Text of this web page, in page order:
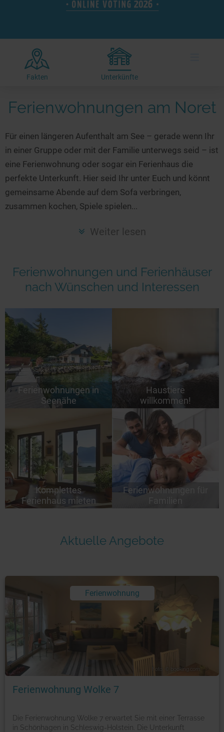
Radtouren am See
Kitesurfen
Kanu- & Kajaktouren
Badeseen in Deutschland
Wellness am See
Romantik Hotels
Urlaub an der Küste
Unterkünfte
Hotels am See
Ferienwohnungen
Camping
Kanu- & Kajak-Urlaub
Wanderurlaub
Bikeurlaub
Auszeit & Wellness
Camping am See
Top-Hotels
Familienhotels
Wellness-Hotels
Ausgefallenes
Häuser auf dem Wasser
Hundefreundliche Unterkünfte
Seen in Deutschland
Seen in Europa
Überwachte Badestellen
Unsere See-Highlights
Deutschlands schönste Seen
Top Seen nach Bundesländern
Top Seen nach Regionen
Deutschlands Lieblingsseen
Frankreich
Schweden
Norwegen
alle Länder…
Fakten Unterkünfte
Ferienwohnungen am Noret
Für einen längeren Aufenthalt am See – gerade wenn Ihr
in einer Gruppe oder mit der Familie unterwegs seid – ist
eine Ferienwohnung oder sogar ein Ferienhaus die
perfekte Unterkunft. Hier seid Ihr unter Euch und könnt
gemeinsame Abende auf dem Sofa verbringen,
zusammen kochen, Spiele spielen...
Weiter lesen
Ferienwohnungen und Ferienhäuser
nach Wünschen und Interessen
Ferienwohnungen in
Seenähe
Haustiere
willkommen!
Komplettes
Ferienhaus mieten
Ferienwohnungen für
Familien
Aktuelle Angebote
Ferienwohnung
Foto: © booking.com
Ferienwohnung Wolke 7
Die Ferienwohnung Wolke 7 erwartet Sie mit einer Terrasse
in Schönhagen in Schleswig-Holstein. Die Unterkunft